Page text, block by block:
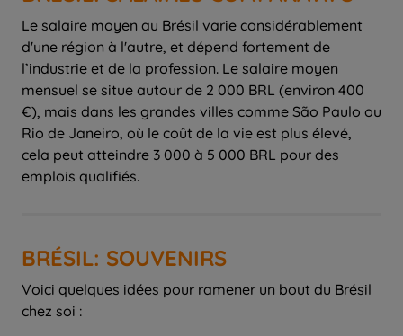
Le salaire moyen au Brésil varie considérablement
d'une région à l'autre, et dépend fortement de
l’industrie et de la profession. Le salaire moyen
mensuel se situe autour de 2 000 BRL (environ 400
€), mais dans les grandes villes comme São Paulo ou
Rio de Janeiro, où le coût de la vie est plus élevé,
cela peut atteindre 3 000 à 5 000 BRL pour des
emplois qualifiés.
BRÉSIL: SOUVENIRS
Voici quelques idées pour ramener un bout du Brésil
chez soi :